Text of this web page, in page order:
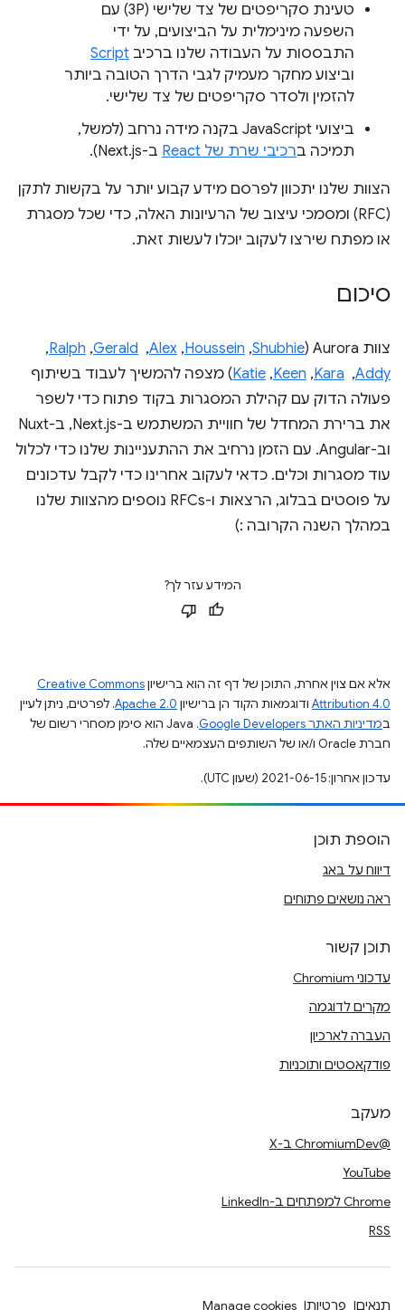
טעינת סקריפטים של צד שלישי (3P) עם
השפעה מינימלית על הביצועים, על ידי
התבססות על העבודה שלנו ברכיב Script
וביצוע מחקר מעמיק לגבי הדרך הטובה ביותר
להזמין ולסדר סקריפטים של צד שלישי.
ביצועי JavaScript בקנה מידה נרחב (למשל,
תמיכה ברכיבי שרת של React ב-Next.js).
הצוות שלנו יתכוון לפרסם מידע קבוע יותר על בקשות לתקן
(RFC) ומסמכי עיצוב של הרעיונות האלה, כדי שכל מסגרת
או מפתח שירצו לעקוב יוכלו לעשות זאת.
סיכום
צוות Aurora ( Shubhie
,‏
Houssein
,‏
Alex
, ‏
Gerald
,‏
Ralph
,‏
Addy
, ‏
Kara
,‏
Keen
,‏
Katie) מצפה להמשיך לעבוד בשיתוף
פעולה הדוק עם קהילת המסגרות בקוד פתוח כדי לשפר
את ברירת המחדל של חוויית המשתמש ב-Next.js, ב-Nuxt
וב-Angular. עם הזמן נרחיב את ההתעניינות שלנו כדי לכלול
עוד מסגרות וכלים. כדאי לעקוב אחרינו כדי לקבל עדכונים
על פוסטים בבלוג, הרצאות ו-RFCs נוספים מהצוות שלנו
במהלך השנה הקרובה :)
המידע עזר לך?
אלא אם צוין אחרת, התוכן של דף זה הוא ברישיוןCreative Commons
Attribution 4.0 ודוגמאות הקוד הן ברישיון Apache 2.0. לפרטים, ניתן לעיין
במדיניות האתר Google Developers‏
.‏ Java הוא סימן מסחרי רשום של
חברת Oracle ו/או של השותפים העצמאיים שלה.
עדכון אחרון: 2021-06-15 (שעון UTC).
הוספת תוכן
דיווח על באג
ראה נושאים פתוחים
תוכן קשור
עדכוני Chromium
מקרים לדוגמה
העברה לארכיון
פודקאסטים ותוכניות
מעקב
@ChromiumDev ב-X
YouTube
Chrome למפתחים ב-LinkedIn
RSS
תנאים פרטיות Manage cookies